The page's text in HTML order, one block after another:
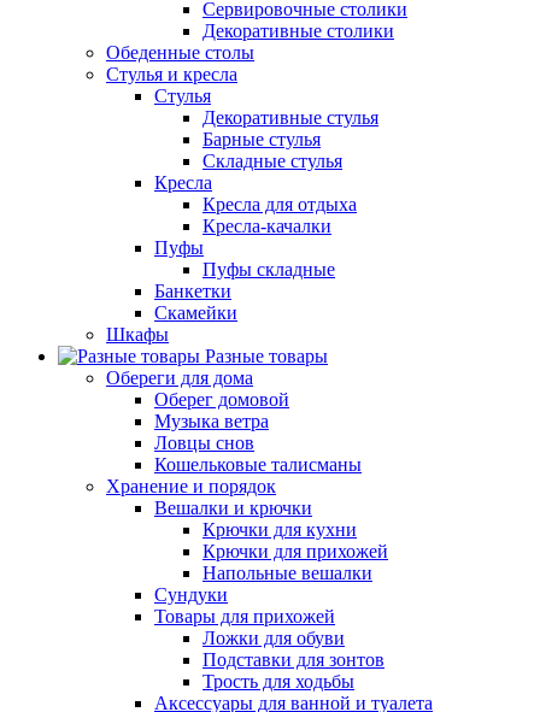
Сервировочные столики
Декоративные столики
Обеденные столы
Стулья и кресла
Стулья
Декоративные стулья
Барные стулья
Складные стулья
Кресла
Кресла для отдыха
Кресла-качалки
Пуфы
Пуфы складные
Банкетки
Скамейки
Шкафы
Разные товары
Обереги для дома
Оберег домовой
Музыка ветра
Ловцы снов
Кошельковые талисманы
Хранение и порядок
Вешалки и крючки
Крючки для кухни
Крючки для прихожей
Напольные вешалки
Сундуки
Товары для прихожей
Ложки для обуви
Подставки для зонтов
Трость для ходьбы
Аксессуары для ванной и туалета